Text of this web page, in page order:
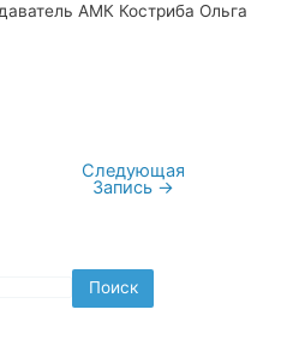
АМК Костриба Ольга
Следующая
Запись →
Поиск